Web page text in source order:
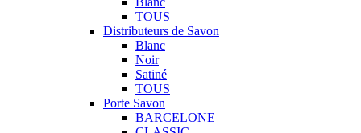
TOUS
Distributeurs de Savon
Blanc
Noir
Satiné
TOUS
Porte Savon
BARCELONE